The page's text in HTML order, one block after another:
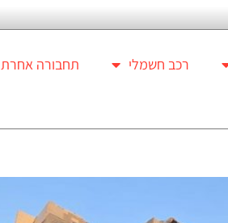
רכב חשמלי
תחבורה אחרת